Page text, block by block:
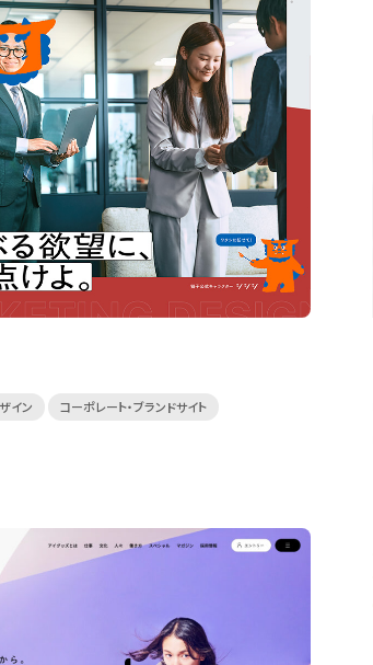
イン コーポレート・ブランドサイト